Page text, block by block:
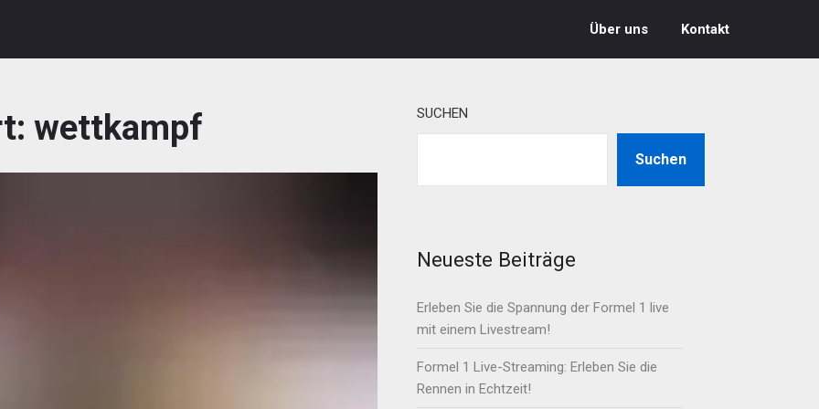
Über uns Kontakt
wettkampf SUCHEN
Suchen
Neueste Beiträge
Erleben Sie die Spannung der Formel 1 live
mit einem Livestream!
Formel 1 Live-Streaming: Erleben Sie die
Rennen in Echtzeit!